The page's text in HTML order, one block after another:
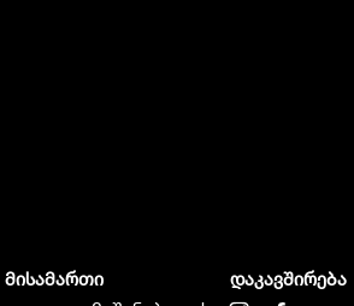
მისამართი
დაკავშირება